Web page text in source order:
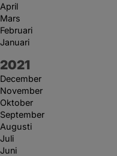
April
Mars
Februari
Januari
År:
2021
December
November
Oktober
September
Augusti
Juli
Juni